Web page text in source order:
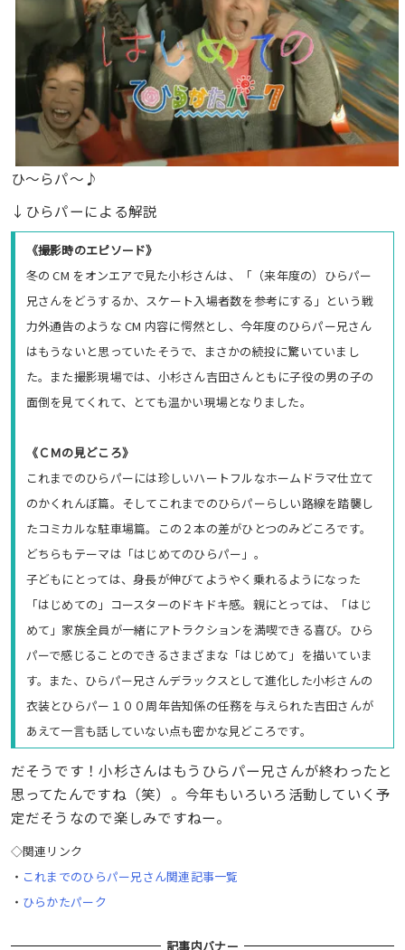
ひ～らパ～♪
↓ひらパーによる解説
《撮影時のエピソード》
冬の CM をオンエアで見た小杉さんは、「（来年度の）ひらパー
兄さんをどうするか、スケート入場者数を参考にする」という戦
力外通告のような CM 内容に愕然とし、今年度のひらパー兄さん
はもうないと思っていたそうで、まさかの続投に驚いていまし
た。また撮影現場では、小杉さん吉田さんともに子役の男の子の
面倒を見てくれて、とても温かい現場となりました。
《ＣＭの見どころ》
これまでのひらパーには珍しいハートフルなホームドラマ仕立て
のかくれんぼ篇。そしてこれまでのひらパーらしい路線を踏襲し
たコミカルな駐車場篇。この２本の差がひとつのみどころです。
どちらもテーマは「はじめてのひらパー」。
子どもにとっては、身長が伸びてようやく乗れるようになった
「はじめての」コースターのドキドキ感。親にとっては、「はじ
めて」家族全員が一緒にアトラクションを満喫できる喜び。ひら
パーで感じることのできるさまざまな「はじめて」を描いていま
す。また、ひらパー兄さんデラックスとして進化した小杉さんの
衣装とひらパー１００周年告知係の任務を与えられた吉田さんが
あえて一言も話していない点も密かな見どころです。
だそうです！小杉さんはもうひらパー兄さんが終わったと
思ってたんですね（笑）。今年もいろいろ活動していく予
定だそうなので楽しみですねー。
◇関連リンク
・ これまでのひらパー兄さん関連記事一覧
・ ひらかたパーク
記事内バナー